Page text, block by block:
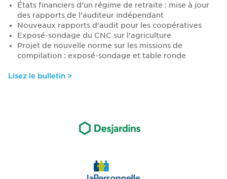
États financiers d’un régime de retraite : mise à jour
des rapports de l’auditeur indépendant
Nouveaux rapports d’audit pour les coopératives
Exposé-sondage du CNC sur l’agriculture
Projet de nouvelle norme sur les missions de
compilation : exposé-sondage et table ronde
Lisez le bulletin >